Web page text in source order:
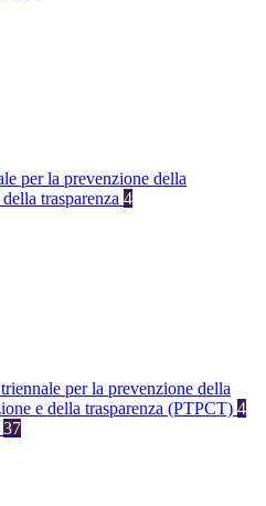
per la prevenzione della
trasparenza 4
per la prevenzione della
e della trasparenza (PTPCT) 4
37